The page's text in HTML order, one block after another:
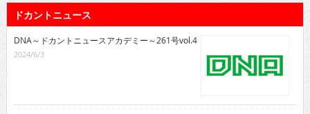
ドカントニュース
DNA～ドカントニュースアカデミー～261号vol.4
2024/6/3